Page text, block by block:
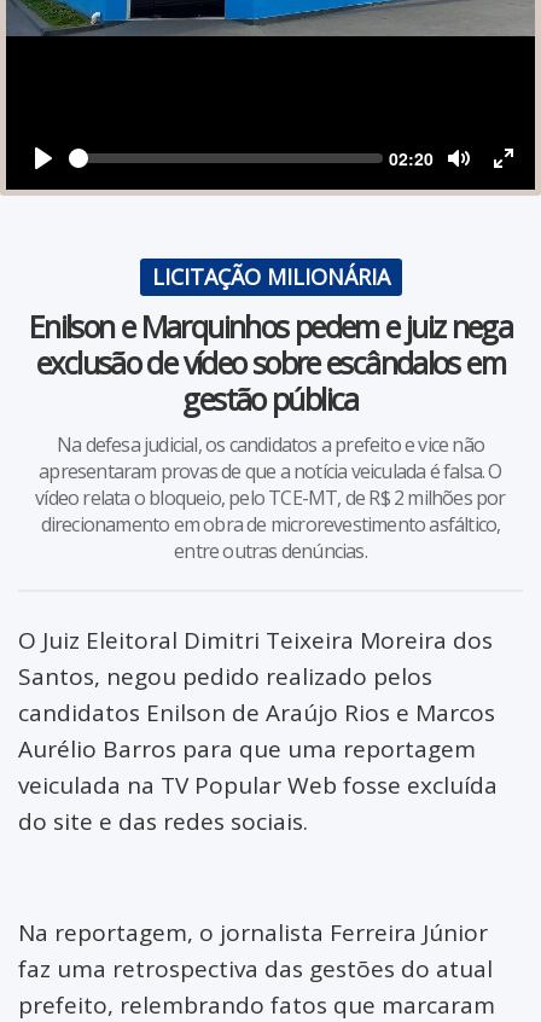
Glória D'Oeste
Lambari D'Oeste
Pontes e Lacerda
Porto Esperidião
Reserva do Cabaçal
Rio Branco
São José dos Quatro
Marcos
Vale de São Domingos
Edição digital
Revista Popular
Seek Current
02:20
Mute
LICITAÇÃO MILIONÁRIA
Enilson e Marquinhos pedem e juiz nega
exclusão de vídeo sobre escândalos em
gestão pública
Na defesa judicial, os candidatos a prefeito e vice não
apresentaram provas de que a notícia veiculada é falsa. O
vídeo relata o bloqueio, pelo TCE-MT, de R$ 2 milhões por
direcionamento em obra de microrevestimento asfáltico,
entre outras denúncias.
O Juiz Eleitoral Dimitri Teixeira Moreira dos
Santos, negou pedido realizado pelos
candidatos Enilson de Araújo Rios e Marcos
Aurélio Barros para que uma reportagem
veiculada na TV Popular Web fosse excluída
do site e das redes sociais.
Na reportagem, o jornalista Ferreira Júnior
faz uma retrospectiva das gestões do atual
prefeito, relembrando fatos que marcaram